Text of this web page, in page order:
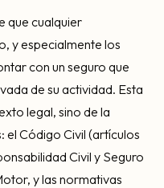
que cualquier
y especialmente los
con un seguro que
de su actividad. Esta
legal, sino de la
el Código Civil (artículos
Civil y Seguro
y las normativas